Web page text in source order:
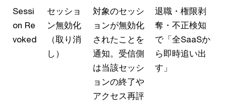
Sessi
on Re
voked
セッショ
ン無効化
（取り消
し）
対象のセッシ
ョンが無効化
されたことを
通知。受信側
は当該セッシ
ョンの終了や
アクセス再評
退職・権限剥
奪・不正検知
で「全SaaSか
ら即時追い出
す」